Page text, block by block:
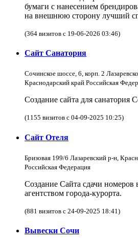
бумаги с нанесением
на внешнюю сторону лучший
(364 визитов с 19-06-2026 03:46)
Сайт Санатория
Сочинское шоссе, 6, корп. 2
Краснодарский край Российская
Создание сайта для санатория
(1155 визитов с 04-09-2025 10:25)
Сайт Отеля
Бризовая 199/6 Лазаревский р-н,
Российская Федерация
Создание Сайта сдачи
агентством города-курорта.
(881 визитов с 24-09-2025 18:41)
Вывески Сочи